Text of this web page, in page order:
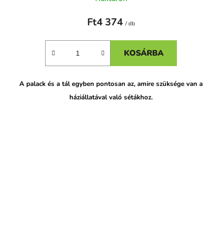
Ft4 374 / db
KOSÁRBA
A palack és a tál egyben pontosan az, amire szüksége van a
háziállatával való sétákhoz.